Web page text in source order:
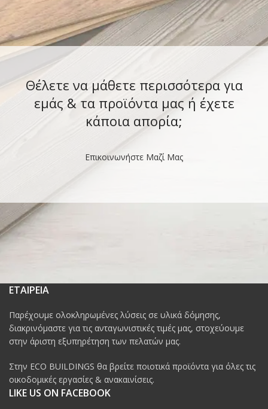
Θέλετε να μάθετε περισσότερα για
εμάς & τα προϊόντα μας ή έχετε
κάποια απορία;
Επικοινωνήστε Μαζί Μας
ΕΤΑΙΡΕΙΑ
Παρέχουμε ολοκληρωμένες λύσεις σε υλικά δόμησης,
διακρινόμαστε για τις ανταγωνιστικές τιμές μας, στοχεύουμε
στην άριστη εξυπηρέτηση των πελατών μας.
Στην ECO BUILDINGS θα βρείτε ποιοτικά προϊόντα για όλες τις
οικοδομικές εργασίες & ανακαινίσεις.
LIKE US ON FACEBOOK